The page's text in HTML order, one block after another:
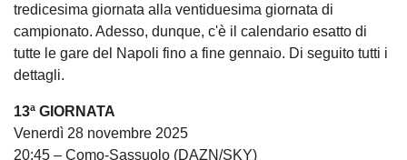
tredicesima giornata alla ventiduesima giornata di
campionato. Adesso, dunque, c'è il calendario esatto di
tutte le gare del Napoli fino a fine gennaio. Di seguito tutti i
dettagli.
13ª GIORNATA
Venerdì 28 novembre 2025
20:45 – Como-Sassuolo (DAZN/SKY)